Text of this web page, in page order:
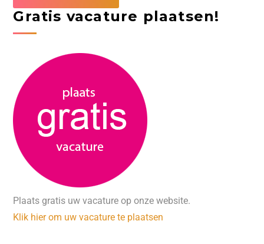
Gratis vacature plaatsen!
Plaats gratis uw vacature op onze website.
Klik hier om uw vacature te plaatsen